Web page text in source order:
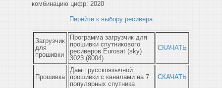
комбинацию цифр: 2020
Перейти к выбору ресивера
Загрузчик
для
прошивки
Программа загрузчик для
прошивки спутникового
ресиверов Eurosat (sky)
3023 (8004)
СКАЧАТЬ
Прошивка
Дамп русскоязычной
прошивки с каналами на 7
популярных спутника
СКАЧАТЬ